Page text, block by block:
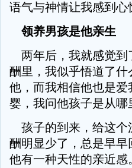
语气与神情让我感到心
领养男孩是他亲生
两年后，我就感觉到
酬里，我似乎悟道了
他，而我相信他也是爱
婴，我问他孩子是从
孩子的到来，给这个
酬明显少了，总是早
他有一种天性的亲近